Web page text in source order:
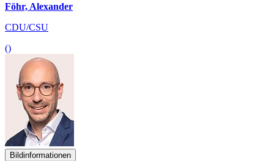
Föhr, Alexander
CDU/CSU
()
Bildinformationen